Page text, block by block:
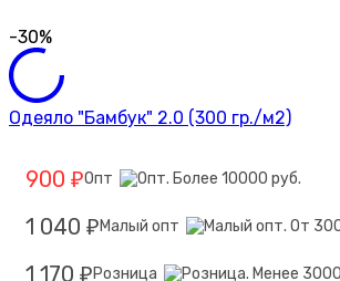
-30%
Одеяло "Бамбук" 2.0 (300 гр./м2)
900 ₽Опт
1 040 ₽ Малый опт
1 170 ₽ Розница